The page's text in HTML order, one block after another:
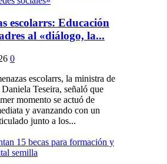
escolarrs: Educación
al «diálogo, la...
0
escolarrs, la ministra de
Teseira, señaló que
momento se actuó de
y avanzando con un
junto a los...